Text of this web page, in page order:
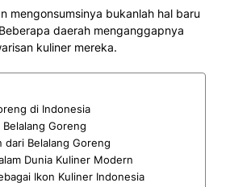
mengonsumsinya bukanlah hal baru
daerah menganggapnya
kuliner mereka.
di Indonesia
Goreng
dari Belalang Goreng
Dunia Kuliner Modern
Ikon Kuliner Indonesia